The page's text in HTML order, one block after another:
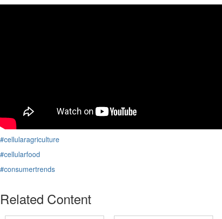
#cellularagriculture
#cellularfood
#consumertrends
Related Content